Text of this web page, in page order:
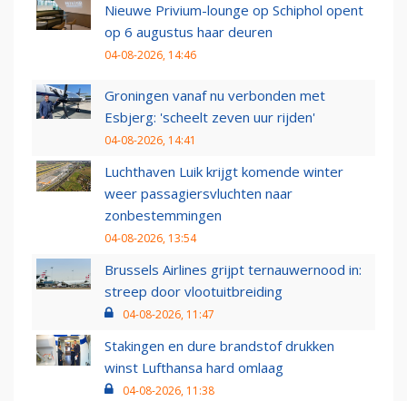
Nieuwe Privium-lounge op Schiphol opent
op 6 augustus haar deuren
04-08-2026, 14:46
Groningen vanaf nu verbonden met
Esbjerg: 'scheelt zeven uur rijden'
04-08-2026, 14:41
Luchthaven Luik krijgt komende winter
weer passagiersvluchten naar
zonbestemmingen
04-08-2026, 13:54
Brussels Airlines grijpt ternauwernood in:
streep door vlootuitbreiding
04-08-2026, 11:47
Stakingen en dure brandstof drukken
winst Lufthansa hard omlaag
04-08-2026, 11:38